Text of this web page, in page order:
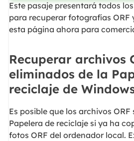
Este pasaje presentará todos
para recuperar fotografías ORF
esta página ahora para
Recuperar archivos
eliminados de la
reciclaje de
Es posible que los archivos ORF
Papelera de reciclaje si ya ha
fotos ORF del ordenador local.